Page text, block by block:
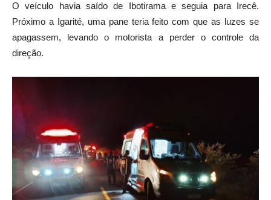
O veículo havia saído de Ibotirama e seguia para Irecê.
Próximo a Igarité, uma pane teria feito com que as luzes se
apagassem, levando o motorista a perder o controle da
direção.